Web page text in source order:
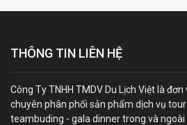
THÔNG TIN LIÊN HỆ
Công Ty TNHH TMDV Du Lịch Việt là
chuyên phân phối sản phẩm dịch vụ
teambuding - gala dinner trong và